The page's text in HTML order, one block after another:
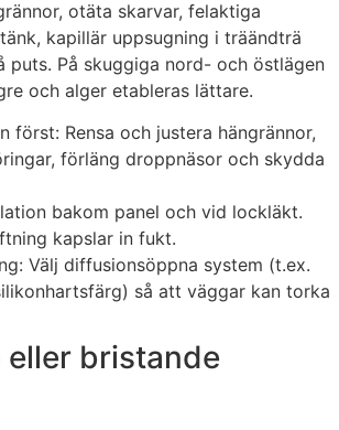
otäta skarvar, felaktiga
kapillär uppsugning i träändträ
På skuggiga nord- och östlägen
och alger etableras lättare.
först: Rensa och justera hängrännor,
förläng droppnäsor och skydda
bakom panel och vid lockläkt.
kapslar in fukt.
Välj diffusionsöppna system (t.ex.
så att väggar kan torka
eller bristande